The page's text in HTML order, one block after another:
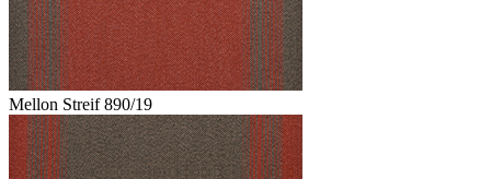
Mellon Streif 890/19